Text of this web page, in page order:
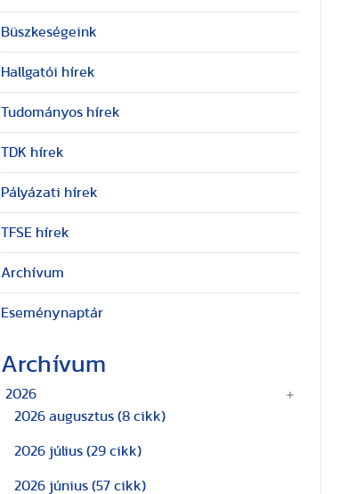
Büszkeségeink
Hallgatói hírek
Tudományos hírek
TDK hírek
Pályázati hírek
TFSE hírek
Archívum
Eseménynaptár
Archívum
2026
2026 augusztus (8 cikk)
2026 július (29 cikk)
2026 június (57 cikk)